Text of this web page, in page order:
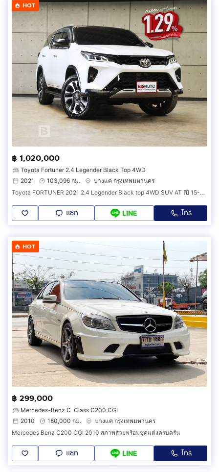
HOT
฿ 1,020,000
Toyota Fortuner 2.4 Legender Black Top 4WD
2021
103,096 กม.
บางแค กรุงเทพมหานคร
Toyota FORTUNER 2021 2.4 Legender Black top 4WD SUV AT (ปี 15-25) B1039
แชท LINE โทร
HOT
฿ 299,000
Mercedes-Benz C-Class C200 CGI
2010
180,000 กม.
บางแค กรุงเทพมหานคร
Mercedes Benz C200 CGI 2010 สภาพสวยพร้อมชุดแต่งครบครัน
แชท LINE โทร